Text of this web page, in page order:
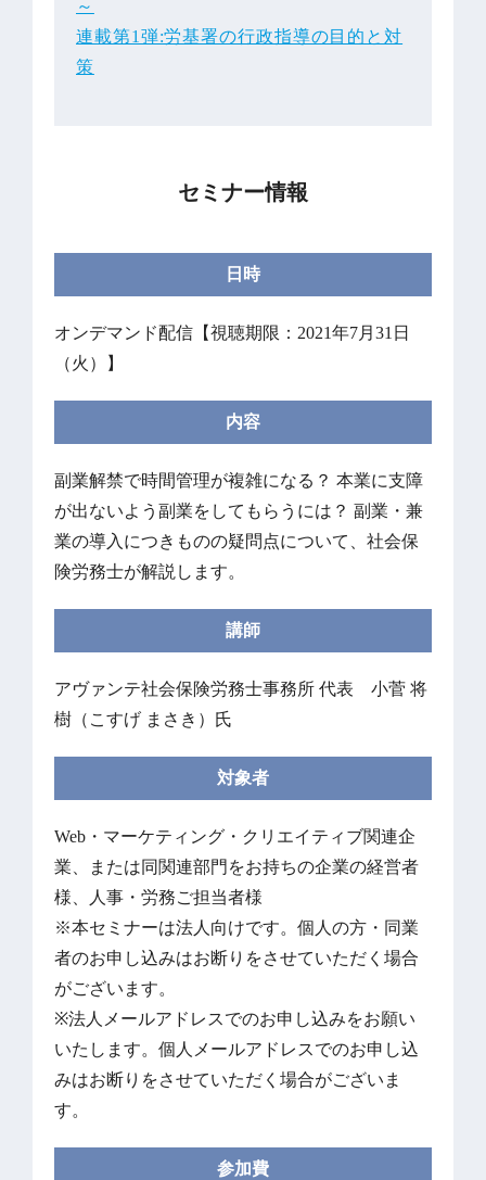
～
連載第1弾:労基署の行政指導の目的と対
策
セミナー情報
日時
オンデマンド配信【視聴期限：2021年7月31日
（火）】
内容
副業解禁で時間管理が複雑になる？ 本業に支障
が出ないよう副業をしてもらうには？ 副業・兼
業の導入につきものの疑問点について、社会保
険労務士が解説します。
講師
アヴァンテ社会保険労務士事務所 代表 小菅 将
樹（こすげ まさき）氏
対象者
Web・マーケティング・クリエイティブ関連企
業、または同関連部門をお持ちの企業の経営者
様、人事・労務ご担当者様
※本セミナーは法人向けです。個人の方・同業
者のお申し込みはお断りをさせていただく場合
がございます。
※法人メールアドレスでのお申し込みをお願い
いたします。個人メールアドレスでのお申し込
みはお断りをさせていただく場合がございま
す。
参加費